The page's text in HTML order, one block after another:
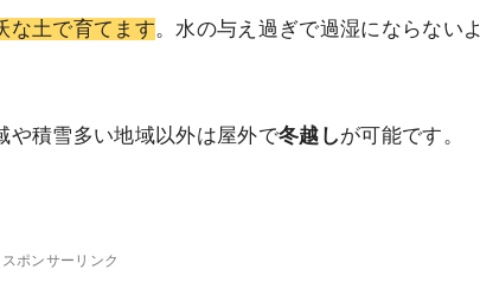
な土で育てます。水の与え過ぎで過湿にならないよ
や積雪多い地域以外は屋外で冬越しが可能です。
スポンサーリンク